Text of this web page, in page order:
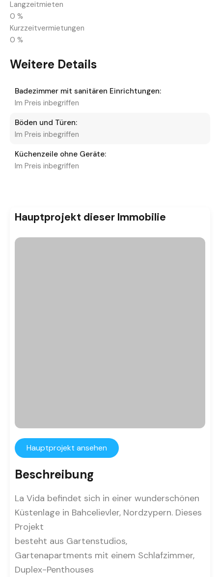
Langzeitmieten
0 %
Kurzzeitvermietungen
0 %
Weitere Details
Badezimmer mit sanitären Einrichtungen:
Im Preis inbegriffen
Böden und Türen:
Im Preis inbegriffen
Küchenzeile ohne Geräte:
Im Preis inbegriffen
Hauptprojekt dieser Immobilie
Hauptprojekt ansehen
Beschreibung
La Vida befindet sich in einer wunderschönen
Küstenlage in Bahcelievler, Nordzypern. Dieses
Projekt
besteht aus Gartenstudios,
Gartenapartments mit einem Schlafzimmer,
Duplex-Penthouses